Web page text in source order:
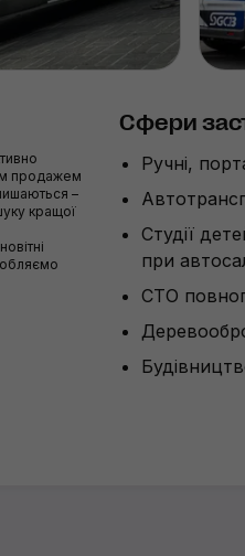
продажем
–
кращої
Сфери
Ручні,
Студії
при
СТО